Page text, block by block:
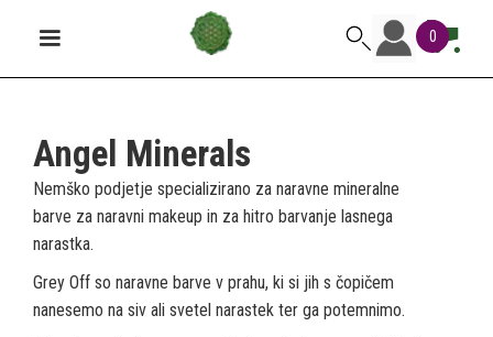
0
Angel Minerals
Nemško podjetje specializirano za naravne mineralne
barve za naravni makeup in za hitro barvanje lasnega
narastka.
Grey Off so naravne barve v prahu, ki si jih s čopičem
nanesemo na siv ali svetel narastek ter ga potemnimo.